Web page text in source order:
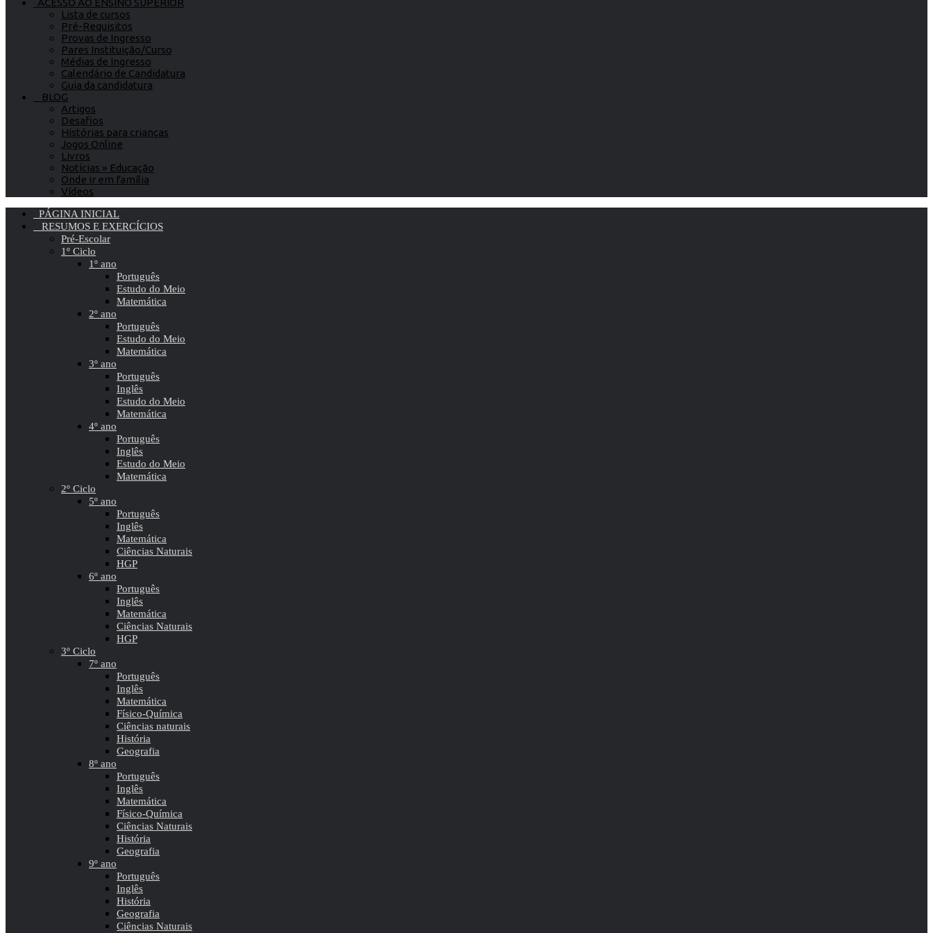
ACESSO AO ENSINO SUPERIOR
Lista de cursos
Pré-Requisitos
Provas de Ingresso
Pares Instituição/Curso
Médias de Ingresso
Calendário de Candidatura
Guia da candidatura
BLOG
Artigos
Desafios
Histórias para crianças
Jogos Online
Livros
Notícias » Educação
Onde ir em família
Vídeos
PÁGINA INICIAL
RESUMOS E EXERCÍCIOS
Pré-Escolar
1º Ciclo
1º ano
Português
Estudo do Meio
Matemática
2º ano
Português
Estudo do Meio
Matemática
3º ano
Português
Inglês
Estudo do Meio
Matemática
4º ano
Português
Inglês
Estudo do Meio
Matemática
2º Ciclo
5º ano
Português
Inglês
Matemática
Ciências Naturais
HGP
6º ano
Português
Inglês
Matemática
Ciências Naturais
HGP
3º Ciclo
7º ano
Português
Inglês
Matemática
Físico-Química
Ciências naturais
História
Geografia
8º ano
Português
Inglês
Matemática
Físico-Química
Ciências Naturais
História
Geografia
9º ano
Português
Inglês
História
Geografia
Ciências Naturais